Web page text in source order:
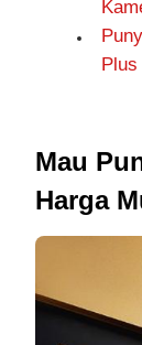
Plus
Mau
Harga